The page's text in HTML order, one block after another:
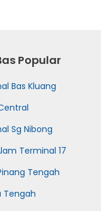
Popular
Bas Kluang
Sg Nibong
Terminal 17
Tengah
Tengah